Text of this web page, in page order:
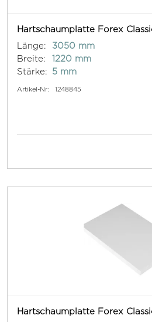
Hartschaumplatte Forex
Länge:
3050 mm
Breite:
1220 mm
Stärke:
5 mm
Artikel-Nr: 1248845
Hartschaumplatte Forex